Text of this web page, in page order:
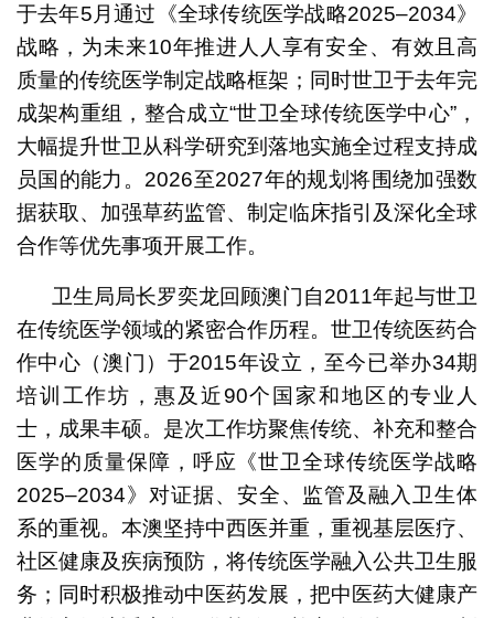
于去年5月通过《全球传统医学战略2025–2034》
战略，为未来10年推进人人享有安全、有效且高
质量的传统医学制定战略框架；同时世卫于去年完
成架构重组，整合成立“世卫全球传统医学中心”，
大幅提升世卫从科学研究到落地实施全过程支持成
员国的能力。2026至2027年的规划将围绕加强数
据获取、加强草药监管、制定临床指引及深化全球
合作等优先事项开展工作。
卫生局局长罗奕龙回顾澳门自2011年起与世卫
在传统医学领域的紧密合作历程。世卫传统医药合
作中心（澳门）于2015年设立，至今已举办34期
培训工作坊，惠及近90个国家和地区的专业人
士，成果丰硕。是次工作坊聚焦传统、补充和整合
医学的质量保障，呼应《世卫全球传统医学战略
2025–2034》对证据、安全、监管及融入卫生体
系的重视。本澳坚持中西医并重，重视基层医疗、
社区健康及疾病预防，将传统医学融入公共卫生服
务；同时积极推动中医药发展，把中医药大健康产